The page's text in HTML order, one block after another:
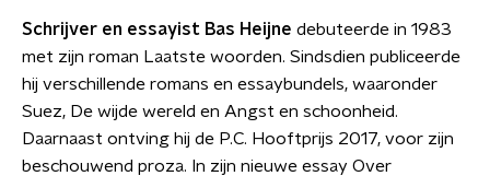
Schrijver en essayist Bas Heijne debuteerde in 1983
met zijn roman Laatste woorden. Sindsdien publiceerde
hij verschillende romans en essaybundels, waaronder
Suez, De wijde wereld en Angst en schoonheid.
Daarnaast ontving hij de P.C. Hooftprijs 2017, voor zijn
beschouwend proza. In zijn nieuwe essay Over